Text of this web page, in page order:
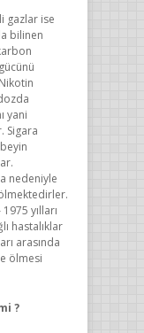
gazlar ise
bilinen
yani
Sigara
nedeniyle
yılları
hastalıklar
arasında
ölmesi
?